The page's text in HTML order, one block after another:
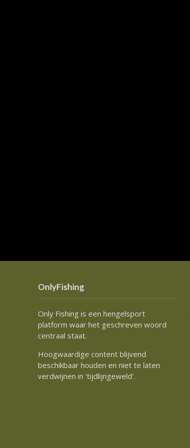
OnlyFishing
Only Fishing is een hengelsport
platform waar het geschreven woord
centraal staat.
Hoogwaardige content blijvend
beschikbaar houden en niet te laten
verdwijnen in 'tijdlijngeweld'.